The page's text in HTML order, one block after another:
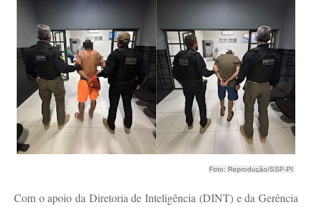
Foto: Reprodução/SSP-PI
Com o apoio da Diretoria de Inteligência (DINT) e da Gerência